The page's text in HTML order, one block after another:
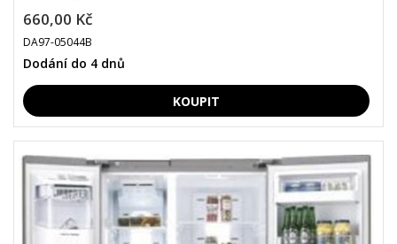
660,00 Kč
DA97-05044B
Dodání do 4 dnů